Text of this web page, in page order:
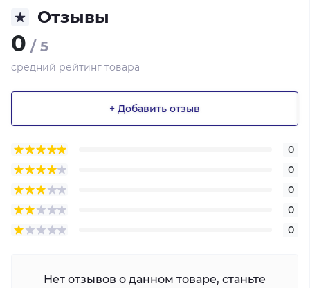
Отзывы
0 / 5
средний рейтинг товара
+ Добавить отзыв
0
0
0
0
0
Нет отзывов о данном товаре, станьте